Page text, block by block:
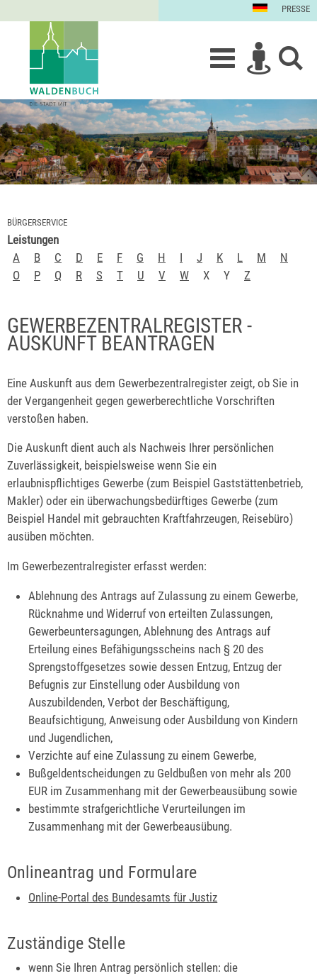
PRESSE
BÜRGERSERVICE
Leistungen
A
B C D E F G H I J K L M
N
O
P Q R S T U V W X Y Z
GEWERBEZENTRALREGISTER -
AUSKUNFT BEANTRAGEN
Eine Auskunft aus dem Gewerbezentralregister zeigt, ob Sie in
der Vergangenheit gegen gewerberechtliche Vorschriften
verstoßen haben.
Die Auskunft dient auch als Nachweis Ihrer persönlichen
Zuverlässigkeit, beispielsweise wenn Sie ein
erlaubnispflichtiges Gewerbe (zum Beispiel Gaststättenbetrieb,
Makler) oder ein überwachungsbedürftiges Gewerbe (zum
Beispiel Handel mit gebrauchten Kraftfahrzeugen, Reisebüro)
ausüben möchten.
Im Gewerbezentralregister erfasst werden:
Ablehnung des Antrags auf Zulassung zu einem Gewerbe,
Rücknahme und Widerruf von erteilten Zulassungen,
Gewerbeuntersagungen, Ablehnung des Antrags auf
Erteilung eines Befähigungsscheins nach § 20 des
Sprengstoffgesetzes sowie dessen Entzug, Entzug der
Befugnis zur Einstellung oder Ausbildung von
Auszubildenden, Verbot der Beschäftigung,
Beaufsichtigung, Anweisung oder Ausbildung von Kindern
und Jugendlichen,
Verzichte auf eine Zulassung zu einem Gewerbe,
Bußgeldentscheidungen zu Geldbußen von mehr als 200
EUR im Zusammenhang mit der Gewerbeausübung sowie
bestimmte strafgerichtliche Verurteilungen im
Zusammenhang mit der Gewerbeausübung.
Onlineantrag und Formulare
Online-Portal des Bundesamts für Justiz
Zuständige Stelle
wenn Sie Ihren Antrag persönlich stellen: die